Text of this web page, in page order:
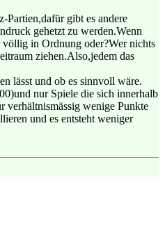
Partien,dafür gibt es andere
gehetzt zu werden.Wenn
völlig in Ordnung oder?Wer nichts
ziehen.Also,jedem das
lässt und ob es sinnvoll wäre.
nur Spiele die sich innerhalb
verhältnismässig wenige Punkte
und es entsteht weniger